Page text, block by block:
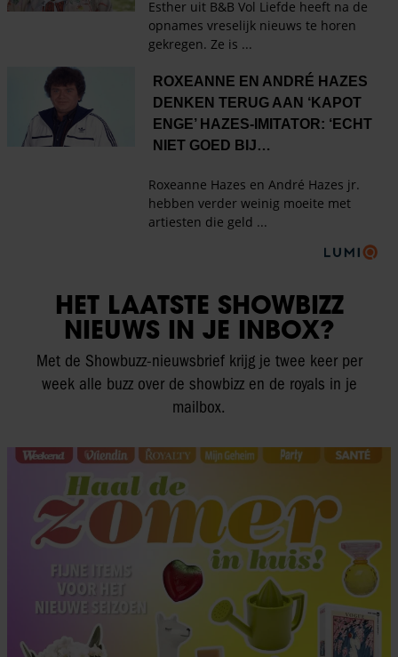
HET LAATSTE SHOWBIZZ
NIEUWS IN JE INBOX?
Met de Showbuzz-nieuwsbrief krijg je twee keer per
week alle buzz over de showbizz en de royals in je
mailbox.